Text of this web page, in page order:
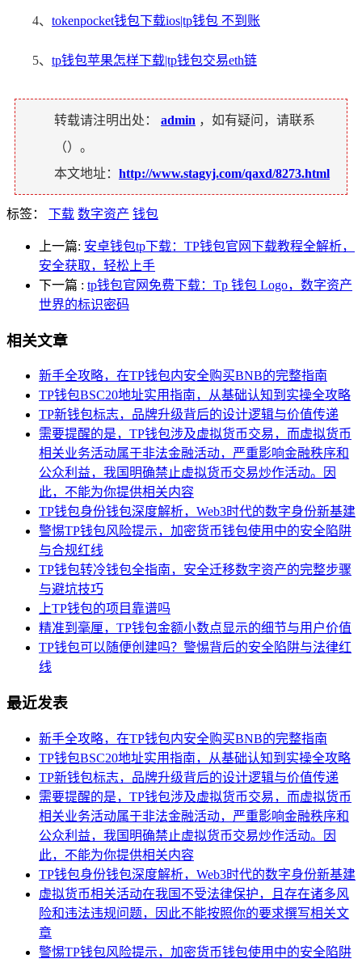
4、 tokenpocket钱包下载ios|tp钱包 不到账
5、 tp钱包苹果怎样下载|tp钱包交易eth链
转载请注明出处： admin ，如有疑问，请联系
（）。
本文地址： http://www.stagyj.com/qaxd/8273.html
标签： 下载 数字资产 钱包
上一篇: 安卓钱包tp下载：TP钱包官网下载教程全解析，
安全获取，轻松上手
下一篇 : tp钱包官网免费下载：Tp 钱包 Logo，数字资产
世界的标识密码
相关文章
新手全攻略，在TP钱包内安全购买BNB的完整指南
TP钱包BSC20地址实用指南，从基础认知到实操全攻略
TP新钱包标志，品牌升级背后的设计逻辑与价值传递
需要提醒的是，TP钱包涉及虚拟货币交易，而虚拟货币
相关业务活动属于非法金融活动，严重影响金融秩序和
公众利益，我国明确禁止虚拟货币交易炒作活动。因
此，不能为你提供相关内容
TP钱包身份钱包深度解析，Web3时代的数字身份新基建
警惕TP钱包风险提示，加密货币钱包使用中的安全陷阱
与合规红线
TP钱包转冷钱包全指南，安全迁移数字资产的完整步骤
与避坑技巧
上TP钱包的项目靠谱吗
精准到毫厘，TP钱包金额小数点显示的细节与用户价值
TP钱包可以随便创建吗？警惕背后的安全陷阱与法律红
线
最近发表
新手全攻略，在TP钱包内安全购买BNB的完整指南
TP钱包BSC20地址实用指南，从基础认知到实操全攻略
TP新钱包标志，品牌升级背后的设计逻辑与价值传递
需要提醒的是，TP钱包涉及虚拟货币交易，而虚拟货币
相关业务活动属于非法金融活动，严重影响金融秩序和
公众利益，我国明确禁止虚拟货币交易炒作活动。因
此，不能为你提供相关内容
TP钱包身份钱包深度解析，Web3时代的数字身份新基建
虚拟货币相关活动在我国不受法律保护，且存在诸多风
险和违法违规问题，因此不能按照你的要求撰写相关文
章
警惕TP钱包风险提示，加密货币钱包使用中的安全陷阱